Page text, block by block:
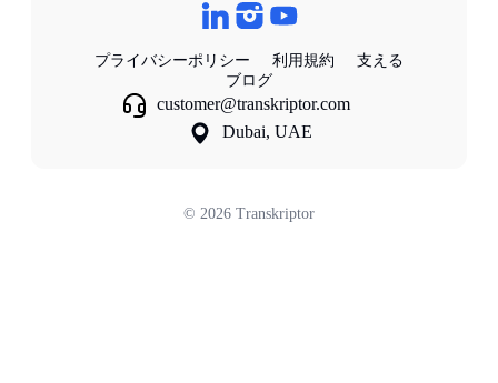
プライバシーポリシー 利用規約
支える
ブログ
customer@transkriptor.com
Dubai, UAE
© 2026 Transkriptor